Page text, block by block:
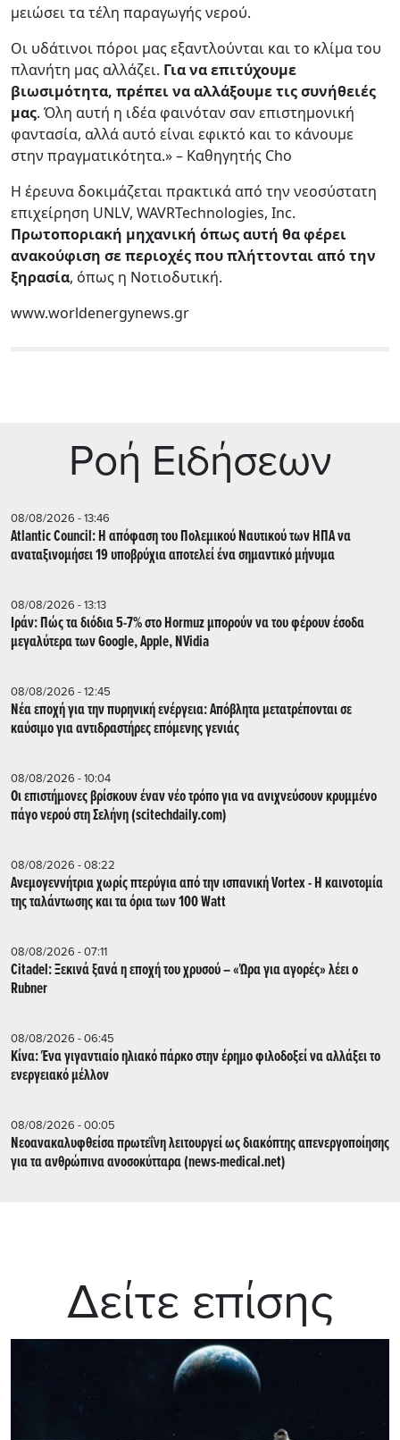
μειώσει τα τέλη παραγωγής νερού.
Οι υδάτινοι πόροι μας εξαντλούνται και το κλίμα του
πλανήτη μας αλλάζει. Για να επιτύχουμε
βιωσιμότητα, πρέπει να αλλάξουμε τις συνήθειές
μας. Όλη αυτή η ιδέα φαινόταν σαν επιστημονική
φαντασία, αλλά αυτό είναι εφικτό και το κάνουμε
στην πραγματικότητα.» – Καθηγητής Cho
Η έρευνα δοκιμάζεται πρακτικά από την νεοσύστατη
επιχείρηση UNLV, WAVRTechnologies, Inc.
Πρωτοποριακή μηχανική όπως αυτή θα φέρει
ανακούφιση σε περιοχές που πλήττονται από την
ξηρασία, όπως η Νοτιοδυτική.
www.worldenergynews.gr
Ρoή Ειδήσεων
08/08/2026 - 13:46
Atlantic Council: Η απόφαση του Πολεμικού Ναυτικού των ΗΠΑ να
αναταξινομήσει 19 υποβρύχια αποτελεί ένα σημαντικό μήνυμα
08/08/2026 - 13:13
Ιράν: Πώς τα διόδια 5-7% στο Hormuz μπορούν να του φέρουν έσοδα
μεγαλύτερα των Google, Apple, NVidia
08/08/2026 - 12:45
Νέα εποχή για την πυρηνική ενέργεια: Απόβλητα μετατρέπονται σε
καύσιμο για αντιδραστήρες επόμενης γενιάς
08/08/2026 - 10:04
Οι επιστήμονες βρίσκουν έναν νέο τρόπο για να ανιχνεύσουν κρυμμένο
πάγο νερού στη Σελήνη (scitechdaily.com)
08/08/2026 - 08:22
Ανεμογεννήτρια χωρίς πτερύγια από την ισπανική Vortex - Η καινοτομία
της ταλάντωσης και τα όρια των 100 Watt
08/08/2026 - 07:11
Citadel: Ξεκινά ξανά η εποχή του χρυσού – «Ώρα για αγορές» λέει ο
Rubner
08/08/2026 - 06:45
Κίνα: Ένα γιγαντιαίο ηλιακό πάρκο στην έρημο φιλοδοξεί να αλλάξει το
ενεργειακό μέλλον
08/08/2026 - 00:05
Νεοανακαλυφθείσα πρωτεΐνη λειτουργεί ως διακόπτης απενεργοποίησης
για τα ανθρώπινα ανοσοκύτταρα (news-medical.net)
Δείτε επίσης